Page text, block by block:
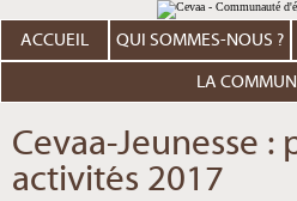
au
contenu.
Aller
personnels
ACCUEIL QUI SOMMES-NOUS ?
LA
Cevaa-Jeunesse :
activités 2017